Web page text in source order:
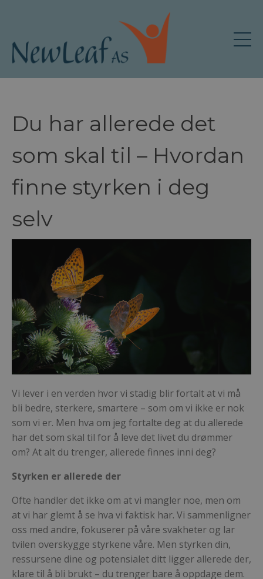
Du har allerede det
som skal til – Hvordan
finne styrken i deg
selv
Vi lever i en verden hvor vi stadig blir fortalt at vi må
bli bedre, sterkere, smartere – som om vi ikke er nok
som vi er. Men hva om jeg fortalte deg at du allerede
har det som skal til for å leve det livet du drømmer
om? At alt du trenger, allerede finnes inni deg?
Styrken er allerede der
Ofte handler det ikke om at vi mangler noe, men om
at vi har glemt å se hva vi faktisk har. Vi sammenligner
oss med andre, fokuserer på våre svakheter og lar
tvilen overskygge styrkene våre. Men styrken din,
ressursene dine og potensialet ditt ligger allerede der,
klare til å bli brukt – du trenger bare å oppdage dem.